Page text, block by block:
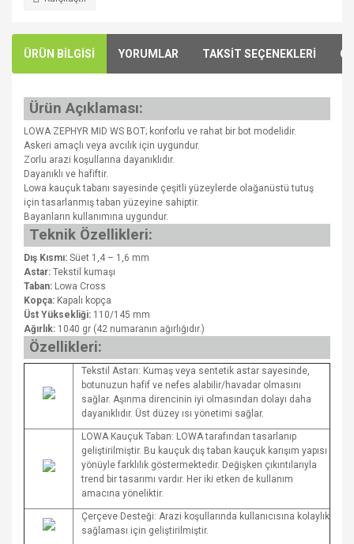
ÜRÜN BİLGİSİ YORUMLAR TAKSİT SEÇENEKLERİ
Ürün Açıklaması:
LOWA ZEPHYR MID WS BOT; konforlu ve rahat bir bot modelidir.
Askeri amaçlı veya avcılık için uygundur.
Zorlu arazi koşullarına dayanıklıdır.
Dayanıklı ve hafiftir.
Lowa kauçuk tabanı sayesinde çeşitli yüzeylerde olağanüstü tutuş
için tasarlanmış taban yüzeyine sahiptir.
Bayanların kullanımına uygundur.
Teknik Özellikleri:
Dış Kısmı: Süet 1,4 – 1,6 mm
Astar: Tekstil kumaşı
Taban: Lowa Cross
Kopça: Kapalı kopça
Üst Yüksekliği: 110/145 mm
Ağırlık: 1040 gr (42 numaranın ağırlığıdır.)
Özellikleri:
Tekstil Astarı: Kumaş veya sentetik astar sayesinde,
botunuzun hafif ve nefes alabilir/havadar olmasını
sağlar. Aşınma direncinin iyi olmasından dolayı daha
dayanıklıdır. Üst düzey ısı yönetimi sağlar.
LOWA Kauçuk Taban: LOWA tarafından tasarlanıp
geliştirilmiştir. Bu kauçuk dış taban kauçuk karışım yapısı
yönüyle farklılık göstermektedir. Değişken çıkıntılarıyla
trend bir tasarımı vardır. Her iki etken de kullanım
amacına yöneliktir.
Çerçeve Desteği: Arazi koşullarında kullanıcısına kolaylık
sağlaması için geliştirilmiştir.